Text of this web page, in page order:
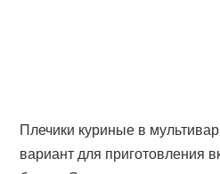
Плечики куриные в
вариант для приготовления